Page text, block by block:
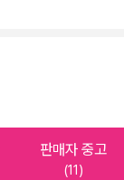
판매자 중고
(11)